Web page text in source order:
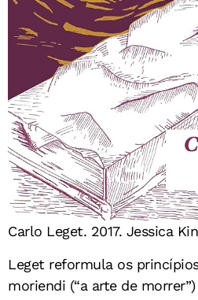
Carlo Leget. 2017. Jessica
Leget reformula os
moriendi (“a arte de